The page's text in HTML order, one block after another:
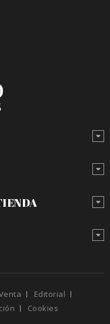
Editorial
Cookies